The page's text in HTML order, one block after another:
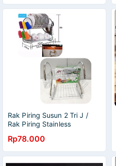
Rak Piring Susun 2 Tri J /
Rak Piring Stainless
Rp78.000